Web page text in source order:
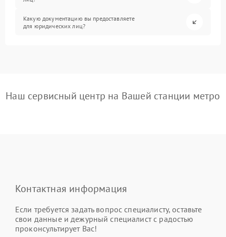
Какую документацию вы предоставляете
для юридических лиц?
Наш сервисный центр на Вашей станции метро
Контактная информация
Если требуется задать вопрос специалисту, оставьте
свои данные и дежурный специалист с радостью
проконсультирует Вас!